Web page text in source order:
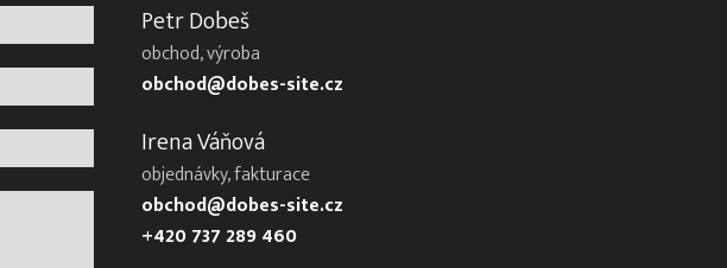
Petr Dobeš
obchod, výroba
obchod@dobes-site.cz
Irena Váňová
objednávky, fakturace
obchod@dobes-site.cz
+420 737 289 460